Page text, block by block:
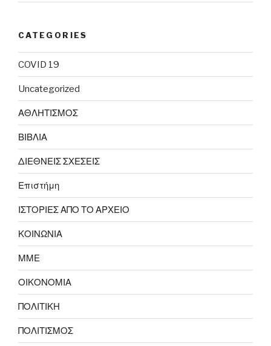
CATEGORIES
COVID 19
Uncategorized
ΑΘΛΗΤΙΣΜΟΣ
ΒΙΒΛΙΑ
ΔΙΕΘΝΕΙΣ ΣΧΕΣΕΙΣ
Επιστήμη
ΙΣΤΟΡΙΕΣ ΑΠΟ ΤΟ ΑΡΧΕΙΟ
ΚΟΙΝΩΝΙΑ
ΜΜΕ
ΟΙΚΟΝΟΜΙΑ
ΠΟΛΙΤΙΚΗ
ΠΟΛΙΤΙΣΜΟΣ